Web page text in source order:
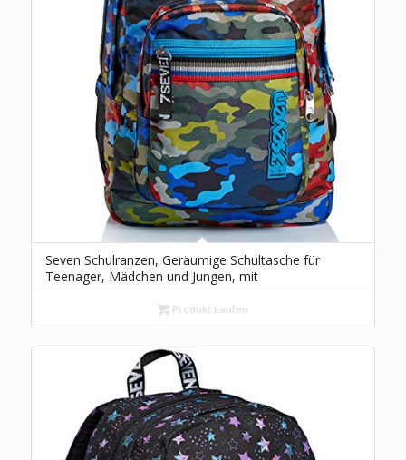
Seven Schulranzen, Geräumige Schultasche für
Teenager, Mädchen und Jungen, mit
Sport, Freizeit, Geschenkidee, mehrfarbig
Produkt kaufen